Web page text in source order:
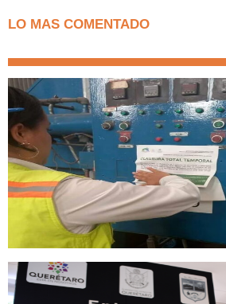
LO MAS COMENTADO